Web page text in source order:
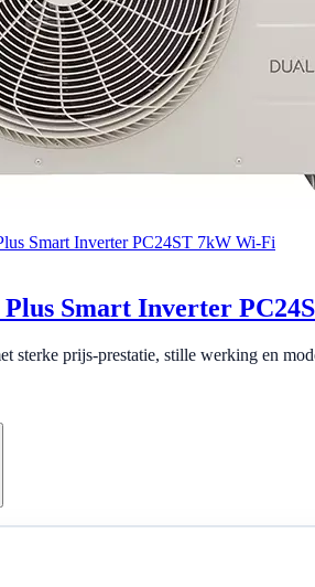
Smart Inverter PC24ST 7kW Wi-Fi
Smart Inverter
sterke prijs-prestatie, stille werking en